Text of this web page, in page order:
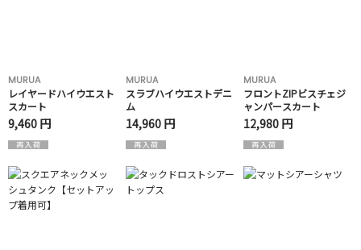
MURUA
レイヤードハイウエスト
スカート
9,460 円
MURUA
スラブハイウエストデニ
ム
14,960 円
MURUA
フロントZIPビスチェジ
ャンパースカート
12,980 円